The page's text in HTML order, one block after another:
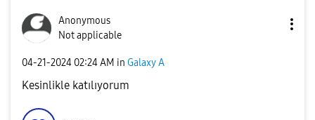
Anonymous
Not applicable
‎04-21-2024 02:24 AM in Galaxy A
Kesinlikle katılıyorum